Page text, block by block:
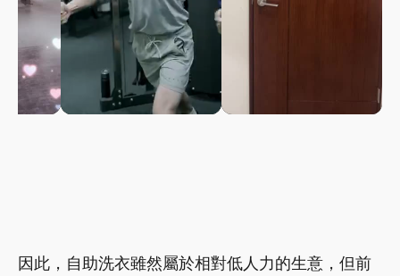
因此，自助洗衣雖然屬於相對低人力的生意，但前